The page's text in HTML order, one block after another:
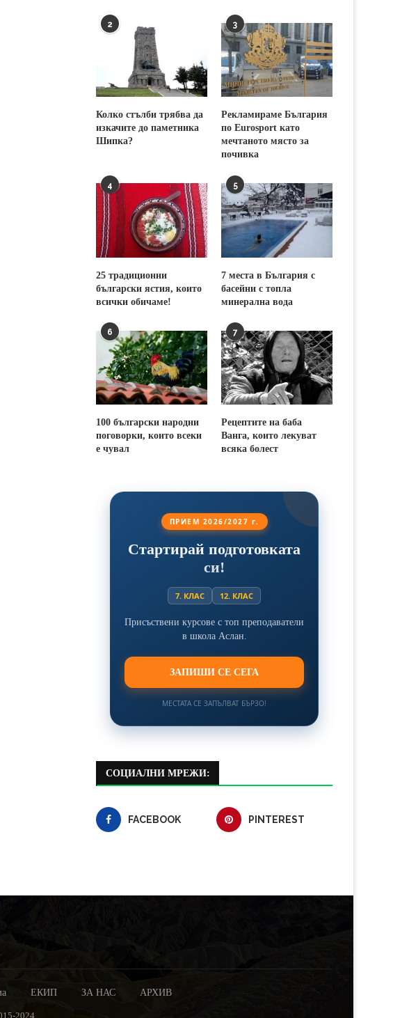
2
Колко стълби трябва да
изкачите до паметника
Шипка?
3
Рекламираме България
по Eurosport като
мечтаното място за
почивка
4
25 традиционни
български ястия, които
всички обичаме!
5
7 места в България с
басейни с топла
минерална вода
6
100 български народни
поговорки, които всеки
е чувал
7
Рецептите на баба
Ванга, които лекуват
всяка болест
ПРИЕМ 2026/2027 г.
Стартирай подготовката
си!
7. КЛАС 12. КЛАС
Присъствени курсове с топ преподаватели
в школа Аслан.
ЗАПИШИ СЕ СЕГА
МЕСТАТА СЕ ЗАПЪЛВАТ БЪРЗО!
СОЦИАЛНИ МРЕЖИ:
FACEBOOK PINTEREST
ЕКИП ЗА НАС АРХИВ
2024